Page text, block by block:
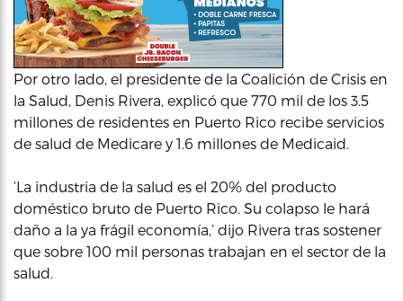
Por otro lado, el presidente de la Coalición de Crisis en
la Salud, Denis Rivera, explicó que 770 mil de los 3.5
millones de residentes en Puerto Rico recibe servicios
de salud de Medicare y 1.6 millones de Medicaid.
‘La industria de la salud es el 20% del producto
doméstico bruto de Puerto Rico. Su colapso le hará
daño a la ya frágil economía,’ dijo Rivera tras sostener
que sobre 100 mil personas trabajan en el sector de la
salud.